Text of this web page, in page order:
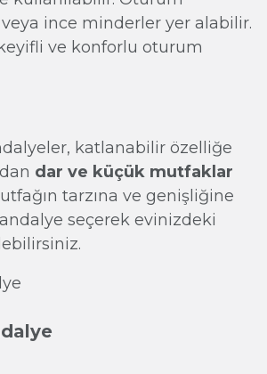
veya ince minderler yer alabilir.
ve konforlu oturum
katlanabilir özelliğe
dar ve küçük mutfaklar
tarzına ve genişliğine
seçerek evinizdeki